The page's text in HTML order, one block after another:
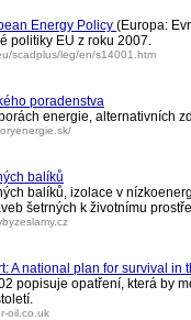
Energy Policy (Europa:
politiky EU z roku 2007.
scadplus/leg/en/s14001.htm
poradenstva
energie, alternativních
balíků
balíků, izolace v
šetrných k životnímu
A national plan for survival in
popisuje opatření, která by
oil.co.uk